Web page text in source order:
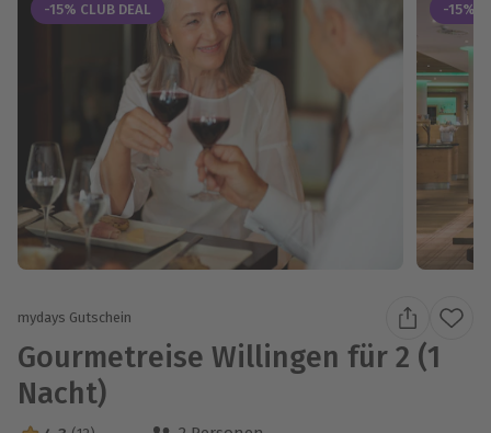
-15% CLUB DEAL -15%
mydays Gutschein
Gourmetreise Willingen für 2 (1
Nacht)